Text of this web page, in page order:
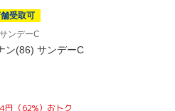
受取可
サンデーC
ン(86) サンデーC
円（62%）おトク